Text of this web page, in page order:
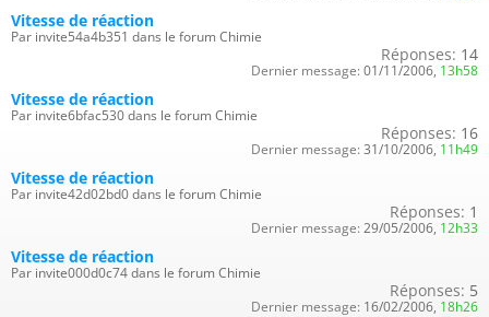
Vitesse de réaction
Par invite54a4b351 dans le forum Chimie
Réponses: 14
Dernier message: 01/11/2006, 13h58
Vitesse de réaction
Par invite6bfac530 dans le forum Chimie
Réponses: 16
Dernier message: 31/10/2006, 11h49
Vitesse de réaction
Par invite42d02bd0 dans le forum Chimie
Réponses: 1
Dernier message: 29/05/2006, 12h33
Vitesse de réaction
Par invite000d0c74 dans le forum Chimie
Réponses: 5
Dernier message: 16/02/2006, 18h26